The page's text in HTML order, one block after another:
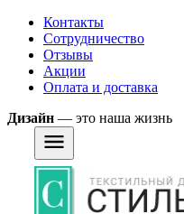
Контакты
Сотрудничество
Отзывы
Акции
Оплата и доставка
Дизайн — это наша жизнь